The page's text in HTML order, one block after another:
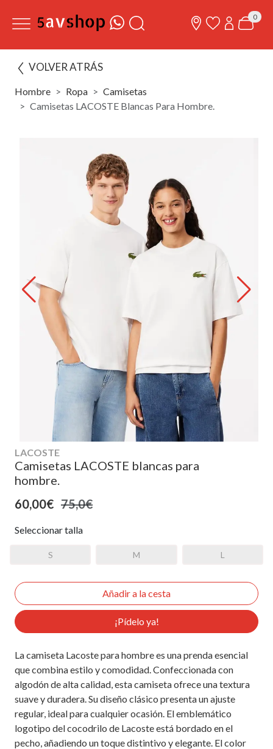
0
VOLVER ATRÁS
Hombre Ropa
Camisetas
Camisetas LACOSTE Blancas Para Hombre.
LACOSTE
Camisetas LACOSTE blancas para
hombre.
60,00€ 75,0€
Seleccionar talla
S M L
¡Pídelo ya!
La camiseta Lacoste para hombre es una prenda esencial
que combina estilo y comodidad. Confeccionada con
algodón de alta calidad, esta camiseta ofrece una textura
suave y duradera. Su diseño clásico presenta un ajuste
regular, ideal para cualquier ocasión. El emblemático
logotipo del cocodrilo de Lacoste está bordado en el
pecho, añadiendo un toque distintivo y elegante. El color